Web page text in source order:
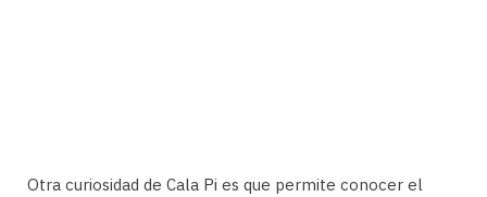
Otra curiosidad de Cala Pi es que permite conocer el